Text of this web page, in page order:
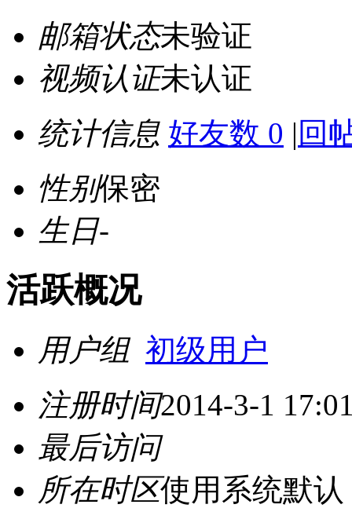
邮箱状态未验证
视频认证未认证
统计信息 好友数 0 | 回
性别保密
生日-
活跃概况
用户组 初级用户
注册时间2014-3-1
最后访问
所在时区使用系统默认